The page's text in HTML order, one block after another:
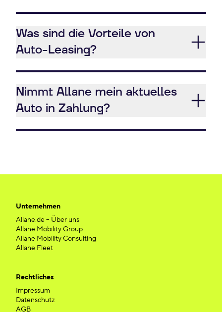
Was sind die Vorteile von
Auto-Leasing?
Nimmt Allane mein aktuelles
Auto in Zahlung?
Unternehmen
Allane.de – Über uns
Allane Mobility Group
Allane Mobility Consulting
Allane Fleet
Rechtliches
Impressum
Datenschutz
AGB